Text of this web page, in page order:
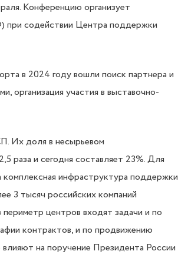
Конференцию организует
при содействии Центра поддержки
в 2024 году вошли поиск партнера и
организация участия в выставочно-
Их доля в несырьевом
раза и сегодня составляет 23%. Для
комплексная инфраструктура поддержки
3 тысяч российских компаний
центров входят задачи и по
контрактов, и по продвижению
на поручение Президента России